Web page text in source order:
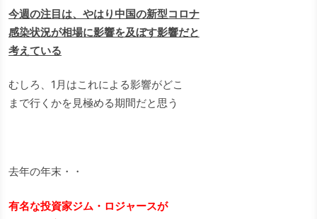
今週の注目は、やはり中国の新型コロナ
感染状況が相場に影響を及ぼす影響だと
考えている
むしろ、1月はこれによる影響がどこ
まで行くかを見極める期間だと思う
去年の年末・・
有名な投資家ジム・ロジャースが